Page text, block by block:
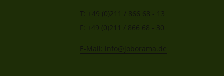
T: +49 (0)211 / 866 68 - 13
F: +49 (0)211 / 866 68 - 30
E-Mail: info@joborama.de